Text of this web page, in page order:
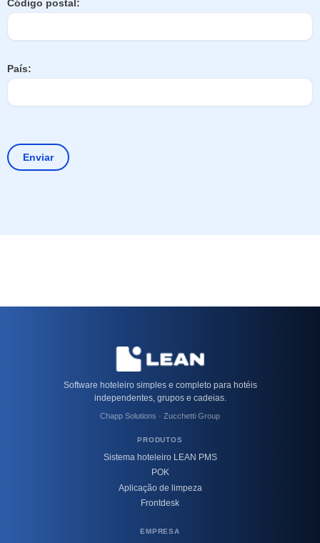
Código postal:
País:
Software hoteleiro simples e completo para hotéis
independentes, grupos e cadeias.
Chapp Solutions · Zucchetti Group
PRODUTOS
Sistema hoteleiro LEAN PMS
POK
Aplicação de limpeza
Frontdesk
EMPRESA